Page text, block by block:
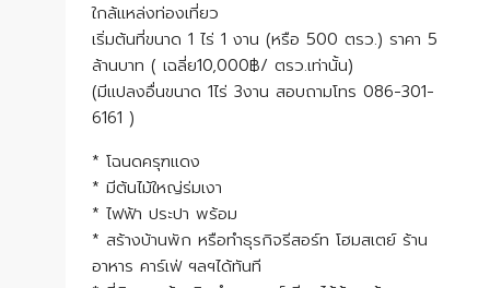
ใกล้แหล่งท่องเที่ยว
เริ่มต้นที่ขนาด 1 ไร่ 1 งาน (หรือ 500 ตรว.) ราคา 5
ล้านบาท ( เฉลี่ย10,000฿/ ตรว.เท่านั้น)
(มีแปลงอื่นขนาด 1ไร่ 3งาน สอบถามโทร 086-301-
6161 )
* โฉนดครุฑแดง
* มีต้นไม้ใหญ่ร่มเงา
* ไฟฟ้า ประปา พร้อม
* สร้างบ้านพัก หรือทำธุรกิจรีสอร์ท โฮมสเตย์ ร้าน
อาหาร คาร์เฟ่ ฯลฯได้ทันที